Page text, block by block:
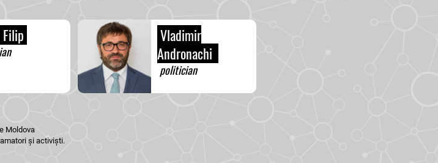
Filip
Vladimir
Andronachi
politician
Moldova
și activiști.